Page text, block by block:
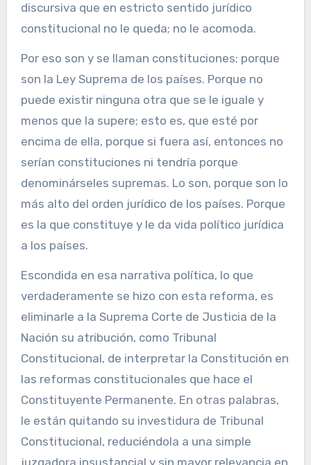
discursiva que en estricto sentido jurídico
constitucional no le queda; no le acomoda.
Por eso son y se llaman constituciones; porque
son la Ley Suprema de los países. Porque no
puede existir ninguna otra que se le iguale y
menos que la supere; esto es, que esté por
encima de ella, porque si fuera así, entonces no
serían constituciones ni tendría porque
denominárseles supremas. Lo son, porque son lo
más alto del orden jurídico de los países. Porque
es la que constituye y le da vida político jurídica
a los países.
Escondida en esa narrativa política, lo que
verdaderamente se hizo con esta reforma, es
eliminarle a la Suprema Corte de Justicia de la
Nación su atribución, como Tribunal
Constitucional, de interpretar la Constitución en
las reformas constitucionales que hace el
Constituyente Permanente. En otras palabras,
le están quitando su investidura de Tribunal
Constitucional, reduciéndola a una simple